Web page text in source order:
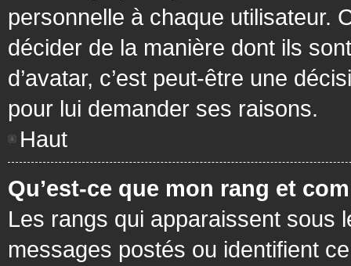
personnelle à chaque utilisateur.
décider de la manière dont ils
d’avatar, c’est peut-être une
pour lui demander ses raisons.
Haut
Qu’est-ce que mon rang et
Les rangs qui apparaissent sous
messages postés ou identifient